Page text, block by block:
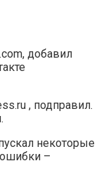
, добавил
, подправил.
.
некоторые
–